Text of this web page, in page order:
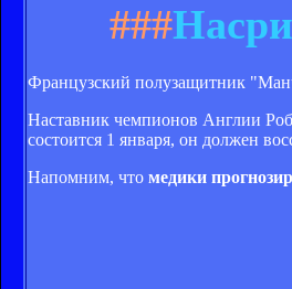
###
Французский полузащитник
Наставник чемпионов Англии
состоится 1 января, он должен
Напомним, что медики